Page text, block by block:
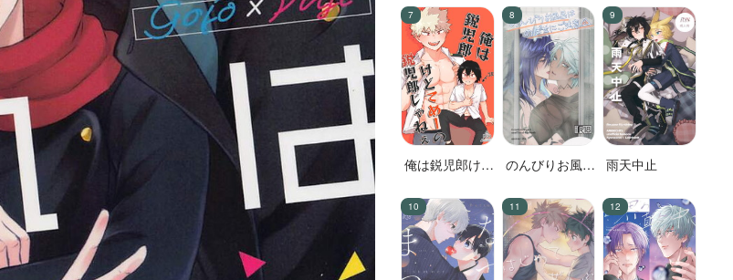
イド
俺は鋭児郎けど
じゃねぇ
のんびりお風呂
意！
雨天中止